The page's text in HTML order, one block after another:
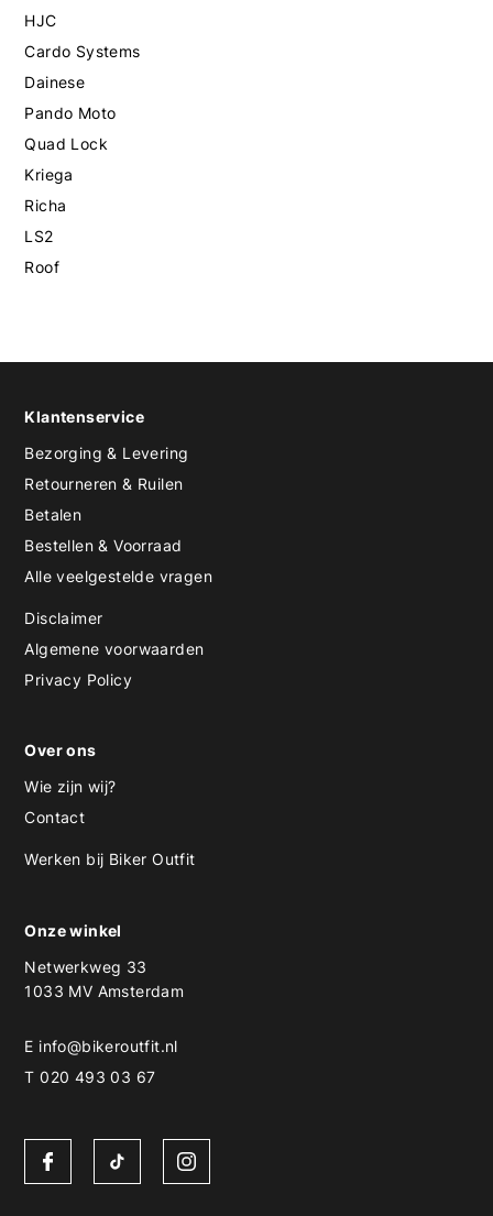
HJC
Cardo Systems
Dainese
Pando Moto
Quad Lock
Kriega
Richa
LS2
Roof
Klantenservice
Bezorging & Levering
Retourneren & Ruilen
Betalen
Bestellen & Voorraad
Alle veelgestelde vragen
Disclaimer
Algemene voorwaarden
Privacy Policy
Over ons
Wie zijn wij?
Contact
Werken bij Biker Outfit
Onze winkel
Netwerkweg 33
1033 MV Amsterdam
E info@bikeroutfit.nl
T 020 493 03 67